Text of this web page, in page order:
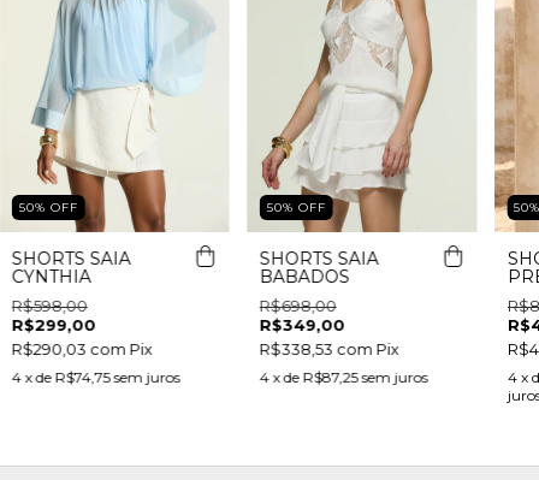
50% OFF
SHORTS SAIA
CYNTHIA
R$598,00
R$299,00
R$290,03 com Pix
4 x de R$74,75 sem juros
50% OFF
SHORTS SAIA
BABADOS
R$698,00
R$349,00
R$338,53 com Pix
4 x de R$87,25 sem juros
50
4 x